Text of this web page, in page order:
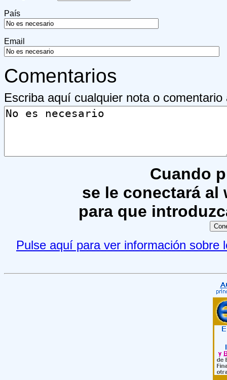
País
Email
Comentarios
Escriba aquí cualquier nota o
Cuando
se le conectará al
para que
Pulse aquí para ver información sobre